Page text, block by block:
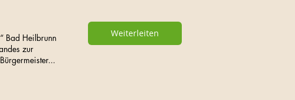
Bad Heilbrunn
zur
Weiterleiten